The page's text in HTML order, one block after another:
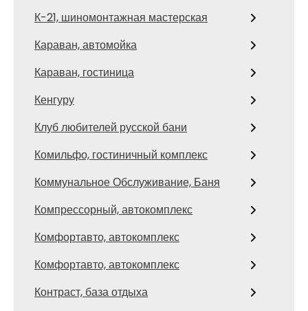
К-21, шиномонтажная мастерская
Караван, автомойка
Караван, гостиница
Кенгуру
Клуб любителей русской бани
Комильфо, гостиничный комплекс
Коммунальное Обслуживание, Баня
Компрессорный, автокомплекс
Комфортавто, автокомплекс
Комфортавто, автокомплекс
Контраст, база отдыха